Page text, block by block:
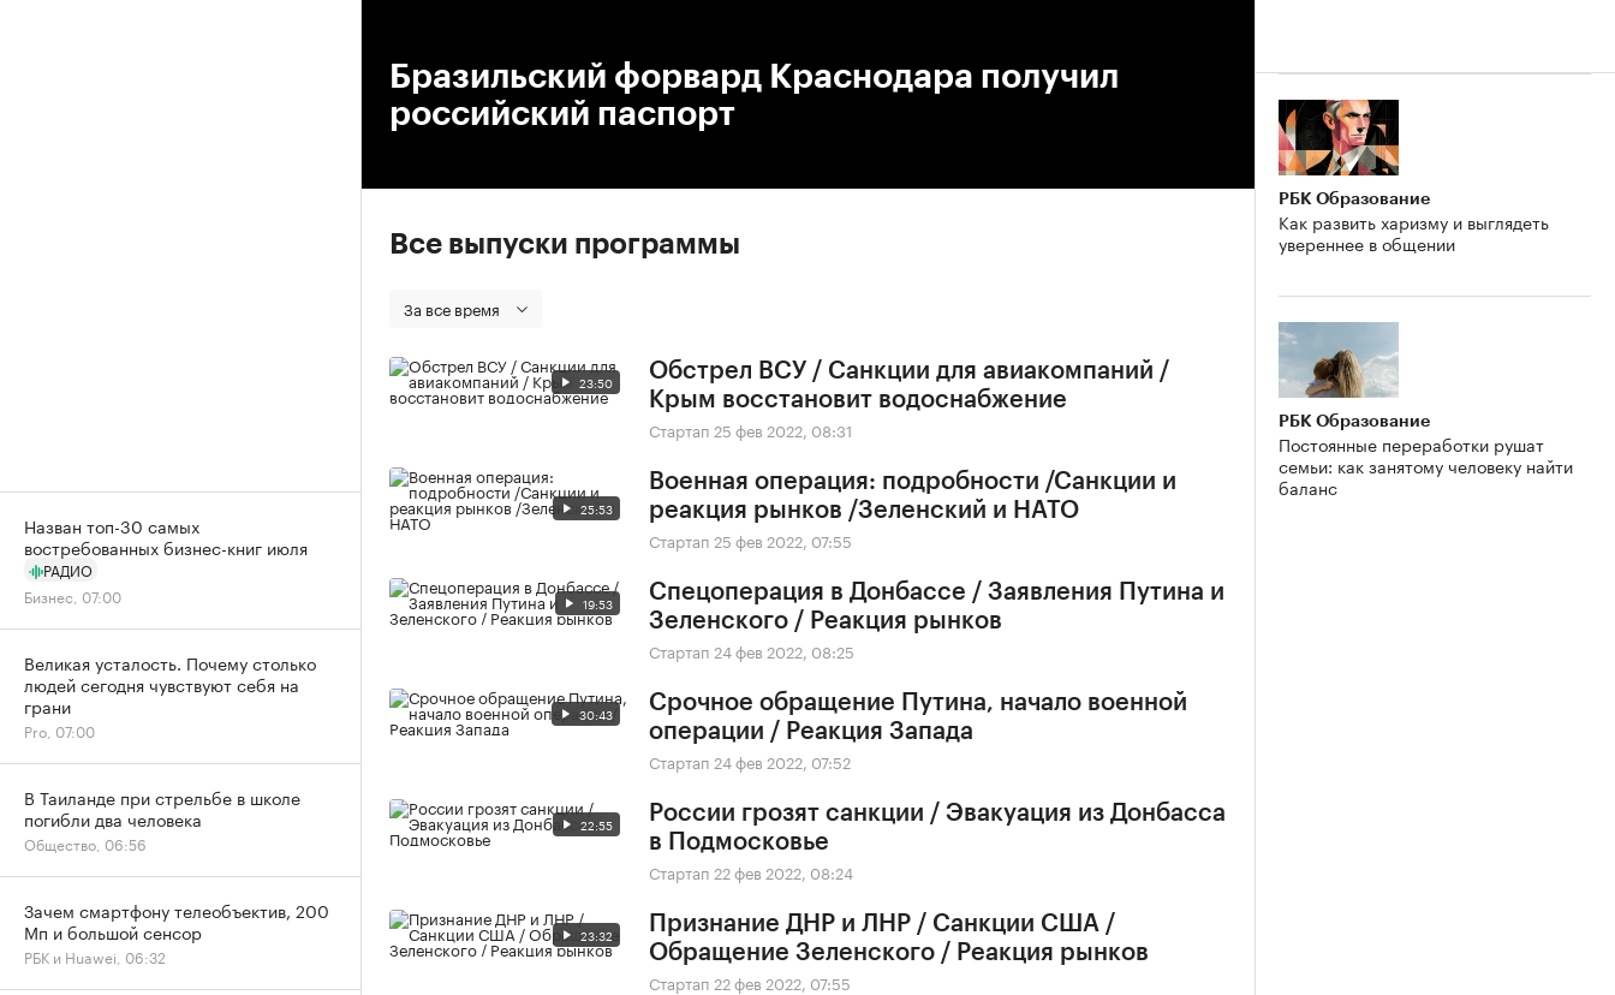
Бразильский форвард Краснодара получил
российский паспорт
Все выпуски программы
За все время
23:50
Обстрел ВСУ / Санкции для авиакомпаний /
Крым восстановит водоснабжение
Стартап 25 фев 2022, 08:31
25:53
Военная операция: подробности /Санкции и
реакция рынков /Зеленский и НАТО
Стартап 25 фев 2022, 07:55
19:53
Спецоперация в Донбассе / Заявления Путина и
Зеленского / Реакция рынков
Стартап 24 фев 2022, 08:25
30:43
Срочное обращение Путина, начало военной
операции / Реакция Запада
Стартап 24 фев 2022, 07:52
22:55
России грозят санкции / Эвакуация из Донбасса
в Подмосковье
Стартап 22 фев 2022, 08:24
23:32
Признание ДНР и ЛНР / Санкции США /
Обращение Зеленского / Реакция рынков
Стартап 22 фев 2022, 07:55
РБК Образование
Как развить харизму и выглядеть
увереннее в общении
РБК Образование
Постоянные переработки рушат
семьи: как занятому человеку найти
баланс
Назван топ-30 самых
востребованных бизнес-книг июля
РАДИО
Бизнес, 07:00
Великая усталость. Почему столько
людей сегодня чувствуют себя на
грани
Pro, 07:00
В Таиланде при стрельбе в школе
погибли два человека
Общество, 06:56
Зачем смартфону телеобъектив, 200
Мп и большой сенсор
РБК и Huawei, 06:32